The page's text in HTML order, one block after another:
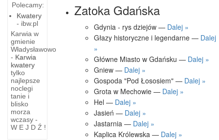
Polecamy:
Kwatery
- ibw.pl
Karwia w
gmienie
Władysławowo
- Karwia
kwatery
tylko
najlepsze
noclegi
tanie i
blisko
morza
wczasy -
W E J D Ź !
Starożytna
latarnia
morska
Pliniusz
Starszy
(23—79
Zatoka Gdańska
Gdynia - rys dziejów — Dalej »
Głazy historyczne i legendarne — Dalej
»
Główne Miasto w Gdańsku — Dalej »
Gniew — Dalej »
Gospoda "Pod Łososiem" — Dalej »
Grota w Mechowie — Dalej »
Hel — Dalej »
Jasień — Dalej »
Jastarnia — Dalej »
Kaplica Królewska — Dalej »